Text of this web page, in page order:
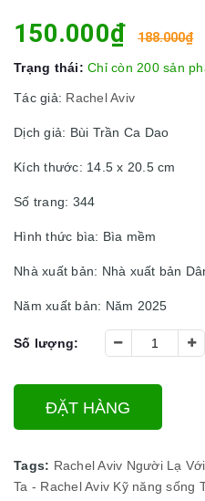
150.000₫ 188.000₫
Trạng thái: Chỉ còn 200 sản
Tác giả: Rachel Aviv
Dịch giả: Bùi Trần Ca Dao
Kích thước: 14.5 x 20.5 cm
Số trang: 344
Hình thức bìa: Bìa mềm
Nhà xuất bản: Nhà xuất bản
Năm xuất bản: Năm 2025
Số lượng:
ĐẶT HÀNG
Tags: Rachel Aviv Người Lạ
Ta - Rachel Aviv Kỹ năng sống